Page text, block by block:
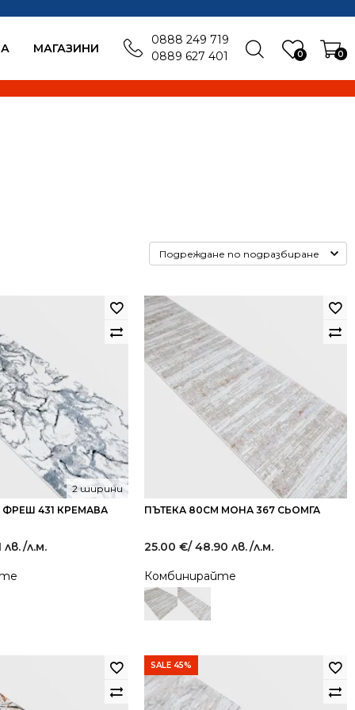
MАГАЗИНИ 0 0
0888 249 719
0889 627 401
431 КРЕМАВА
2 ширини
лв./л.м.
ПЪТЕКА 80СМ МОНА 367 СЬОМГА
25.00 €/ 48.90 лв./л.м.
Комбинирайте
SALE 45%